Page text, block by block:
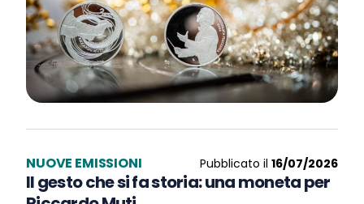
NUOVE EMISSIONI Pubblicato il 16/07/2026
Il gesto che si fa storia: una moneta per